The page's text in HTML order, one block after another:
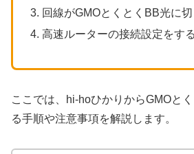
回線がGMOとくとくBB光に
高速ルーターの接続設定をする
ここでは、hi-hoひかりからGMOと
る手順や注意事項を解説します。